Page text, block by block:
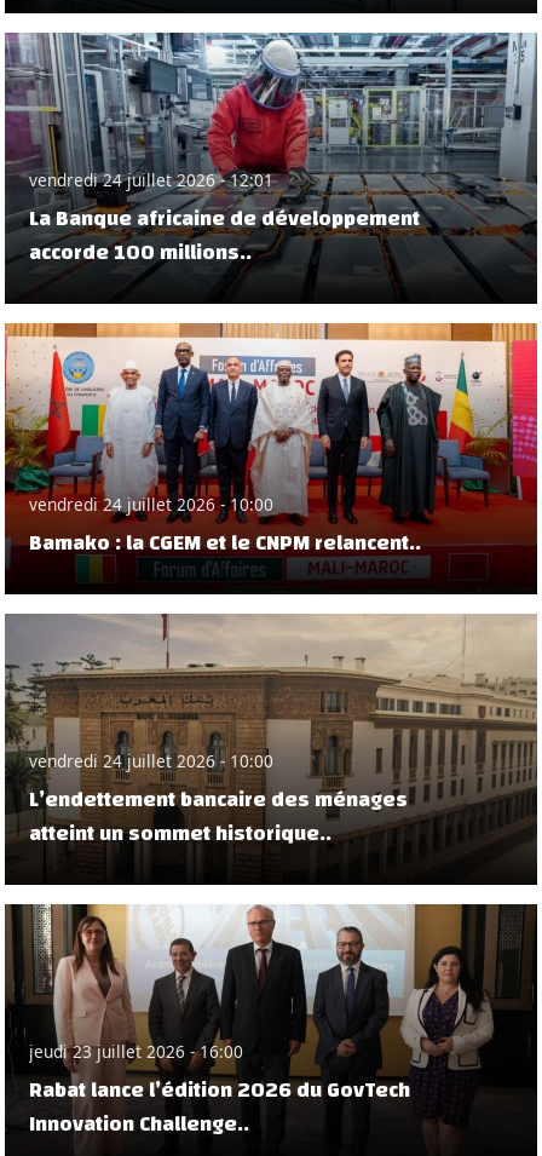
vendredi 24 juillet 2026 - 12:01
La Banque africaine de développement
accorde 100 millions..
vendredi 24 juillet 2026 - 10:00
Bamako : la CGEM et le CNPM relancent..
vendredi 24 juillet 2026 - 10:00
L’endettement bancaire des ménages
atteint un sommet historique..
jeudi 23 juillet 2026 - 16:00
Rabat lance l’édition 2026 du GovTech
Innovation Challenge..